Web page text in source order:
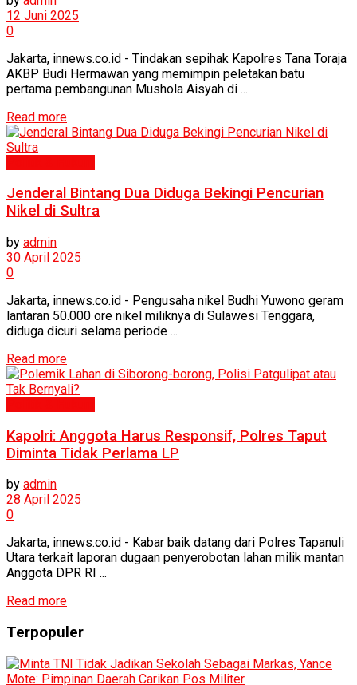
12 Juni 2025
0
Jakarta, innews.co.id - Tindakan sepihak Kapolres Tana Toraja
AKBP Budi Hermawan yang memimpin peletakan batu
pertama pembangunan Mushola Aisyah di ...
Read more
Jenderal Bintang Dua Diduga Bekingi Pencurian
Nikel di Sultra
by admin
30 April 2025
0
Jakarta, innews.co.id - Pengusaha nikel Budhi Yuwono geram
lantaran 50.000 ore nikel miliknya di Sulawesi Tenggara,
diduga dicuri selama periode ...
Read more
Kapolri: Anggota Harus Responsif, Polres Taput
Diminta Tidak Perlama LP
by admin
28 April 2025
0
Jakarta, innews.co.id - Kabar baik datang dari Polres Tapanuli
Utara terkait laporan dugaan penyerobotan lahan milik mantan
Anggota DPR RI ...
Read more
Terpopuler